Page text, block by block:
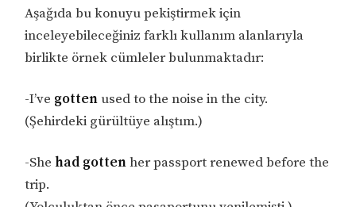
Aşağıda bu konuyu pekiştirmek için
inceleyebileceğiniz farklı kullanım alanlarıyla
birlikte örnek cümleler bulunmaktadır:
-I’ve gotten used to the noise in the city.
(Şehirdeki gürültüye alıştım.)
-Shehad gottenher passport renewed before the
trip.